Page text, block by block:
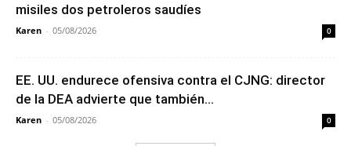
misiles dos petroleros saudíes
Karen - 05/08/2026 0
EE. UU. endurece ofensiva contra el CJNG: director
de la DEA advierte que también...
Karen - 05/08/2026 0